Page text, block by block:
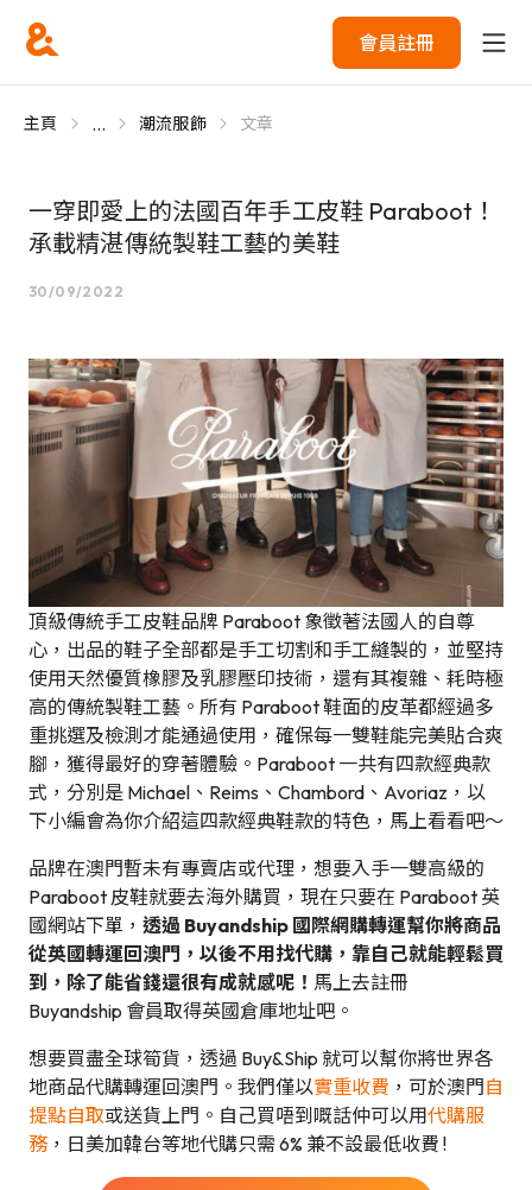
會員註冊
主頁 ... 潮流服飾 文章
一穿即愛上的法國百年手工皮鞋 Paraboot！
承載精湛傳統製鞋工藝的美鞋
30/09/2022
頂級傳統手工皮鞋品牌 Paraboot 象徵著法國人的自尊
心，出品的鞋子全部都是手工切割和手工縫製的，並堅持
使用天然優質橡膠及乳膠壓印技術，還有其複雜、耗時極
高的傳統製鞋工藝。所有 Paraboot 鞋面的皮革都經過多
重挑選及檢測才能通過使用，確保每一雙鞋能完美貼合爽
腳，獲得最好的穿著體驗。Paraboot 一共有四款經典款
式，分別是 Michael、Reims、Chambord、Avoriaz，以
下小編會為你介紹這四款經典鞋款的特色，馬上看看吧～
品牌在澳門暫未有專賣店或代理，想要入手一雙高級的
Paraboot 皮鞋就要去海外購買，現在只要在 Paraboot 英
國網站下單， 透過 Buyandship 國際網購轉運幫你將商品
從英國轉運回澳門，以後不用找代購，靠自己就能輕鬆買
到，除了能省錢還很有成就感呢！ 馬上去註冊
Buyandship 會員取得英國倉庫地址吧。
想要買盡全球筍貨，透過 Buy&Ship 就可以幫你將世界各
地商品代購轉運回澳門。我們僅以實重收費 ，可於澳門自
提點自取或送貨上門。自己買唔到嘅話仲可以用代購服
務 ，日美加韓台等地代購只需 6% 兼不設最低收費 !